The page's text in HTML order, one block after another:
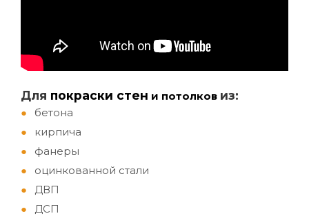
Для покраски стен и потолков из:
бетона
кирпича
фанеры
оцинкованной стали
ДВП
ДСП